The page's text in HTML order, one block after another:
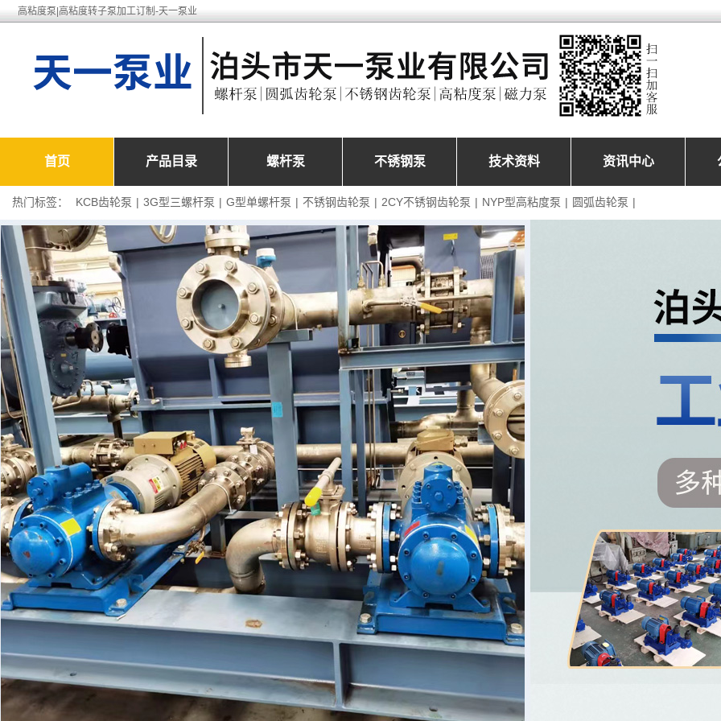
高粘度泵|高粘度转子泵加工订制-天一泵业
首页 产品目录 螺杆泵 不锈钢泵 技术资料 资讯中心
热门标签： KCB齿轮泵 | 3G型三螺杆泵 | G型单螺杆泵 | 不锈钢齿轮泵 | 2CY不锈钢齿轮泵 | NYP型高粘度泵 | 圆弧齿轮泵 |